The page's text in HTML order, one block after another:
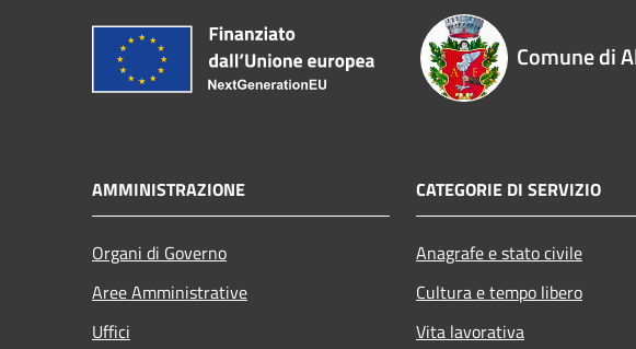
Comune di
AMMINISTRAZIONE
Organi di Governo
Aree Amministrative
Uffici
CATEGORIE DI SERVIZIO
Anagrafe e stato civile
Cultura e tempo libero
Vita lavorativa